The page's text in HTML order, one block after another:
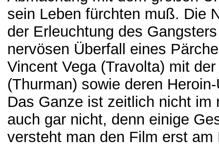
sein Leben fürchten muß. Die
der Erleuchtung des
nervösen Überfall eines
Vincent Vega (Travolta) mit
(Thurman) sowie deren
Das Ganze ist zeitlich nicht im
auch gar nicht, denn einige
versteht man den Film erst